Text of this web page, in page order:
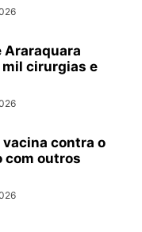
Araraquara
cirurgias e
vacina contra o
com outros